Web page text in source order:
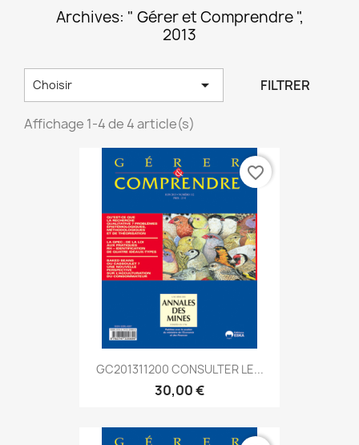
Archives: " Gérer et Comprendre ",
2013
Choisir  FILTRER
Affichage 1-4 de 4 article(s)
GC201311200 CONSULTER LE...
30,00 €
favorite_border